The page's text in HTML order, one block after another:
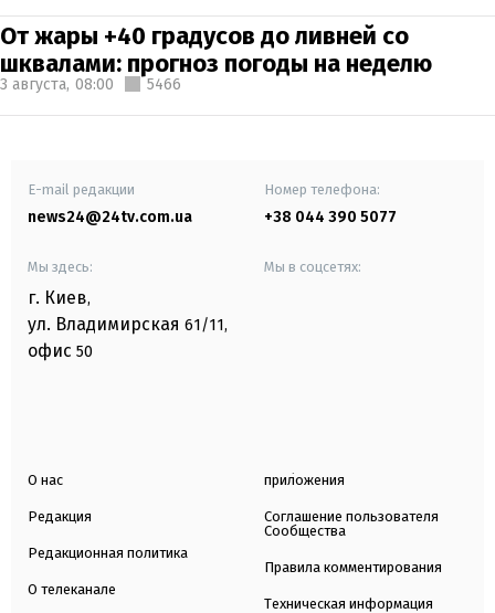
От жары +40 градусов до ливней со
шквалами: прогноз погоды на неделю
3 августа, 08:00 5466
E-mail редакции
news24@24tv.com.ua
Номер телефона:
+38 044 390 5077
Мы здесь:
г. Киев,
ул. Владимирская 61/11,
офис 50
Мы в соцсетях:
О нас
Редакция
Редакционная политика
О телеканале
приложения
Соглашение пользователя
Сообщества
Правила комментирования
Техническая информация